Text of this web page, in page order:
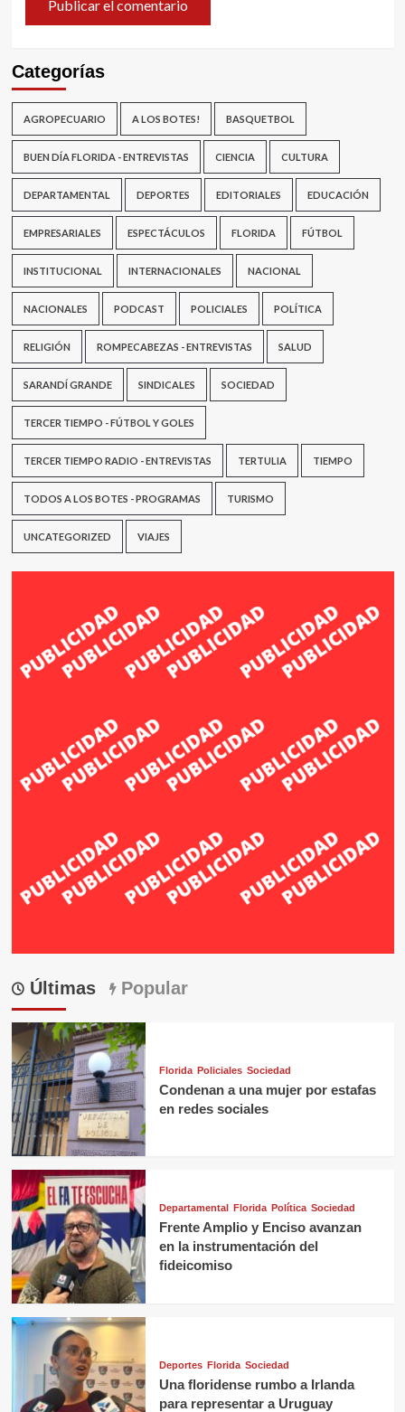
Categorías
AGROPECUARIO A LOS BOTES! BASQUETBOL
BUEN DÍA FLORIDA - ENTREVISTAS CIENCIA CULTURA
DEPARTAMENTAL DEPORTES EDITORIALES EDUCACIÓN
EMPRESARIALES ESPECTÁCULOS FLORIDA FÚTBOL
INSTITUCIONAL INTERNACIONALES NACIONAL
NACIONALES PODCAST POLICIALES POLÍTICA
RELIGIÓN ROMPECABEZAS - ENTREVISTAS SALUD
SARANDÍ GRANDE SINDICALES SOCIEDAD
TERCER TIEMPO - FÚTBOL Y GOLES
TERCER TIEMPO RADIO - ENTREVISTAS TERTULIA TIEMPO
TODOS A LOS BOTES - PROGRAMAS TURISMO
UNCATEGORIZED VIAJES
Últimas Popular
Florida Policiales Sociedad
Condenan a una mujer por estafas
en redes sociales
Departamental Florida Política Sociedad
Frente Amplio y Enciso avanzan
en la instrumentación del
fideicomiso
Deportes Florida Sociedad
Una floridense rumbo a Irlanda
para representar a Uruguay